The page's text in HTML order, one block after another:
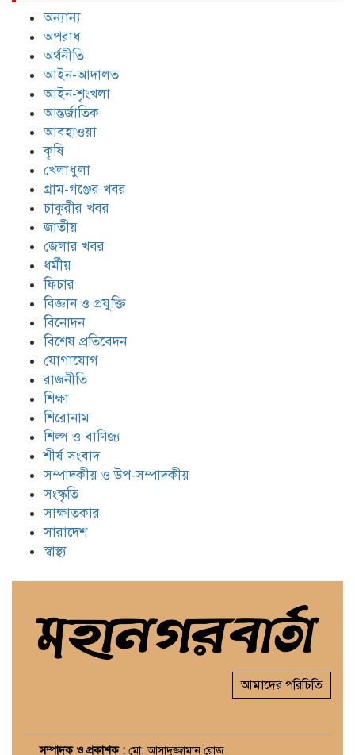
অন্যান্য
অপরাধ
অর্থনীতি
আইন-আদালত
আইন-শৃংখলা
আন্তর্জাতিক
আবহাওয়া
কৃষি
খেলাধুলা
গ্রাম-গঞ্জের খবর
চাকুরীর খবর
জাতীয়
জেলার খবর
ধর্মীয়
ফিচার
বিজ্ঞান ও প্রযুক্তি
বিনোদন
বিশেষ প্রতিবেদন
যোগাযোগ
রাজনীতি
শিক্ষা
শিরোনাম
শিল্প ও বাণিজ্য
শীর্ষ সংবাদ
সম্পাদকীয় ও উপ-সম্পাদকীয়
সংস্কৃতি
সাক্ষাতকার
সারাদেশ
স্বাস্থ্য
আমাদের পরিচিতি
সম্পাদক ও প্রকাশক : মো: আসাদুজ্জামান রোজ